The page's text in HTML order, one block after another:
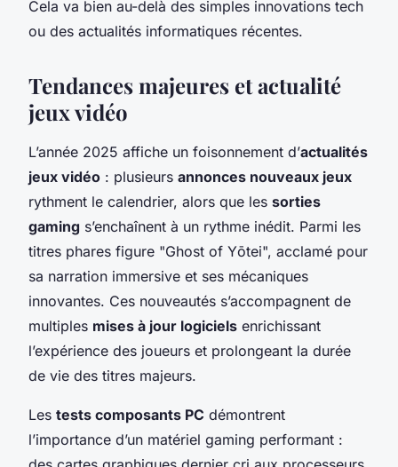
Cela va bien au-delà des simples innovations tech
ou des actualités informatiques récentes.
Tendances majeures et actualité
jeux vidéo
L’année 2025 affiche un foisonnement d’actualités
jeux vidéo : plusieurs annonces nouveaux jeux
rythment le calendrier, alors que les sorties
gaming s’enchaînent à un rythme inédit. Parmi les
titres phares figure "Ghost of Yōtei", acclamé pour
sa narration immersive et ses mécaniques
innovantes. Ces nouveautés s’accompagnent de
multiples mises à jour logiciels enrichissant
l’expérience des joueurs et prolongeant la durée
de vie des titres majeurs.
Les tests composants PC démontrent
l’importance d’un matériel gaming performant :